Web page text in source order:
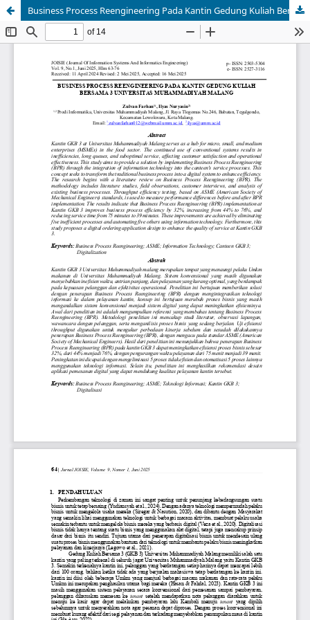
Business Process Reengineering Pada Kantin Gedung Kuliah Bersama 3 Universitas Muhammadiyah Malang